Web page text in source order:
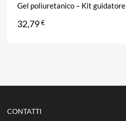
Gel poliuretanico – Kit guidatore
32,79€
CONTATTI